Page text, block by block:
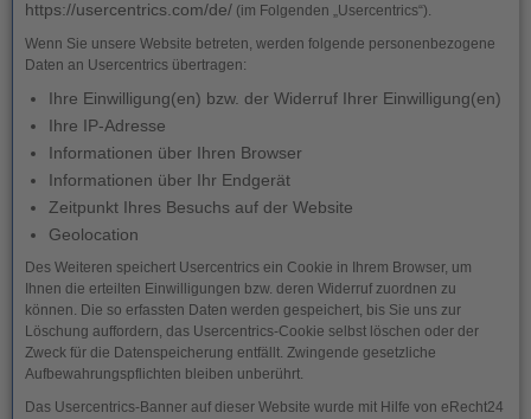
https://usercentrics.com/de/ (im Folgenden „Usercentrics“).
Wenn Sie unsere Website betreten, werden folgende personenbezogene
Daten an Usercentrics übertragen:
Ihre Einwilligung(en) bzw. der Widerruf Ihrer Einwilligung(en)
Ihre IP-Adresse
Informationen über Ihren Browser
Informationen über Ihr Endgerät
Zeitpunkt Ihres Besuchs auf der Website
Geolocation
Des Weiteren speichert Usercentrics ein Cookie in Ihrem Browser, um
Ihnen die erteilten Einwilligungen bzw. deren Widerruf zuordnen zu
können. Die so erfassten Daten werden gespeichert, bis Sie uns zur
Löschung auffordern, das Usercentrics-Cookie selbst löschen oder der
Zweck für die Datenspeicherung entfällt. Zwingende gesetzliche
Aufbewahrungspflichten bleiben unberührt.
Das Usercentrics-Banner auf dieser Website wurde mit Hilfe von eRecht24